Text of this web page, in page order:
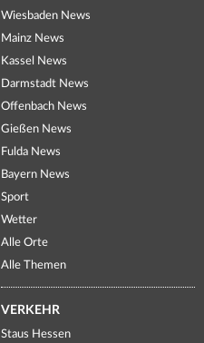
Wiesbaden News
Mainz News
Kassel News
Darmstadt News
Offenbach News
Gießen News
Fulda News
Bayern News
Sport
Wetter
Alle Orte
Alle Themen
VERKEHR
Staus Hessen